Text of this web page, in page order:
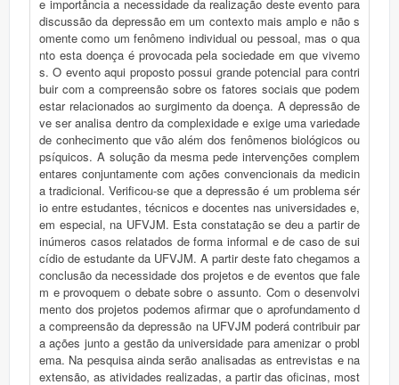
e importância a necessidade da realização deste evento para
discussão da depressão em um contexto mais amplo e não s
omente como um fenômeno individual ou pessoal, mas o qua
nto esta doença é provocada pela sociedade em que vivemo
s. O evento aqui proposto possui grande potencial para contri
buir com a compreensão sobre os fatores sociais que podem
estar relacionados ao surgimento da doença. A depressão de
ve ser analisa dentro da complexidade e exige uma variedade
de conhecimento que vão além dos fenômenos biológicos ou
psíquicos. A solução da mesma pede intervenções complem
entares conjuntamente com ações convencionais da medicin
a tradicional. Verificou-se que a depressão é um problema sér
io entre estudantes, técnicos e docentes nas universidades e,
em especial, na UFVJM. Esta constatação se deu a partir de
inúmeros casos relatados de forma informal e de caso de sui
cídio de estudante da UFVJM. A partir deste fato chegamos a
conclusão da necessidade dos projetos e de eventos que fale
m e provoquem o debate sobre o assunto. Com o desenvolvi
mento dos projetos podemos afirmar que o aprofundamento d
a compreensão da depressão na UFVJM poderá contribuir par
a ações junto a gestão da universidade para amenizar o probl
ema. Na pesquisa ainda serão analisadas as entrevistas e na
extensão, as atividades realizadas, a partir das oficinas, most